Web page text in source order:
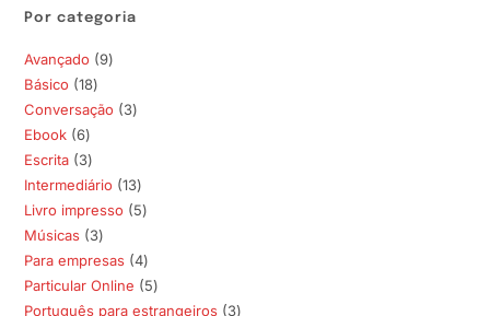
Por categoria
Avançado 99
Básico 1818
produtos
Conversação 33
Ebook 66
produtos
Escrita 33
produtos
Intermediário 1313
produtos
Livro impresso 55
Músicas 33
produtos
Para empresas 44
produtos
Particular Online 55
Português para estrangeiros 33